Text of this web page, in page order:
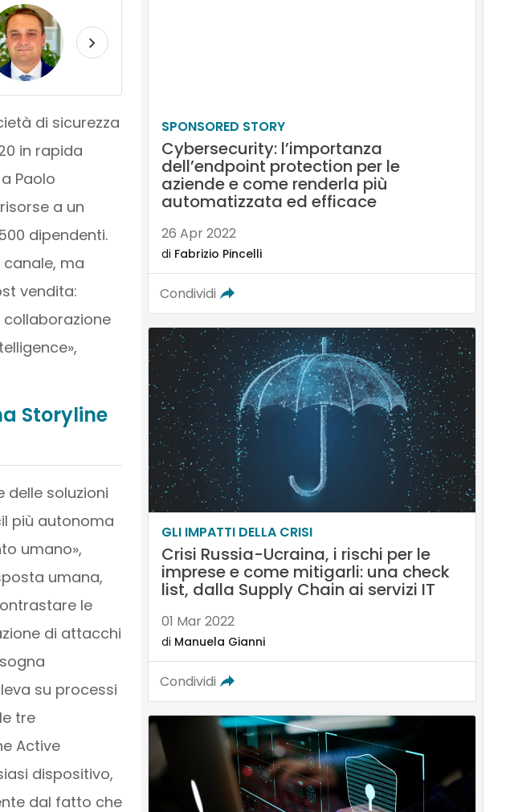
di sicurezza
in rapida
Paolo
a un
dipendenti.
ma
vendita:
Storyline
delle soluzioni
più autonoma
umano»,
umana,
le
di attacchi
su processi
tre
Active
dispositivo,
dal fatto che
SPONSORED STORY
Cybersecurity: l’importanza
dell’endpoint protection per le
aziende e come renderla più
automatizzata ed efficace
26 Apr 2022
di Fabrizio Pincelli
Condividi
GLI IMPATTI DELLA CRISI
Crisi Russia-Ucraina, i rischi per le
imprese e come mitigarli: una check
list, dalla Supply Chain ai servizi IT
01 Mar 2022
di Manuela Gianni
Condividi